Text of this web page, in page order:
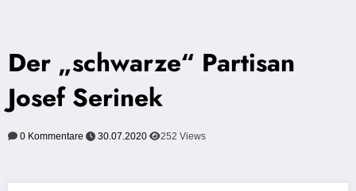
Der „schwarze“ Partisan
Josef Serinek
0 Kommentare 30.07.2020 252 Views